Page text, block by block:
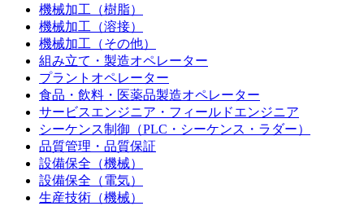
機械加工（樹脂）
機械加工（溶接）
機械加工（その他）
組み立て・製造オペレーター
プラントオペレーター
食品・飲料・医薬品製造オペレーター
サービスエンジニア・フィールドエンジニア
シーケンス制御（PLC・シーケンス・ラダー）
品質管理・品質保証
設備保全（機械）
設備保全（電気）
生産技術（機械）